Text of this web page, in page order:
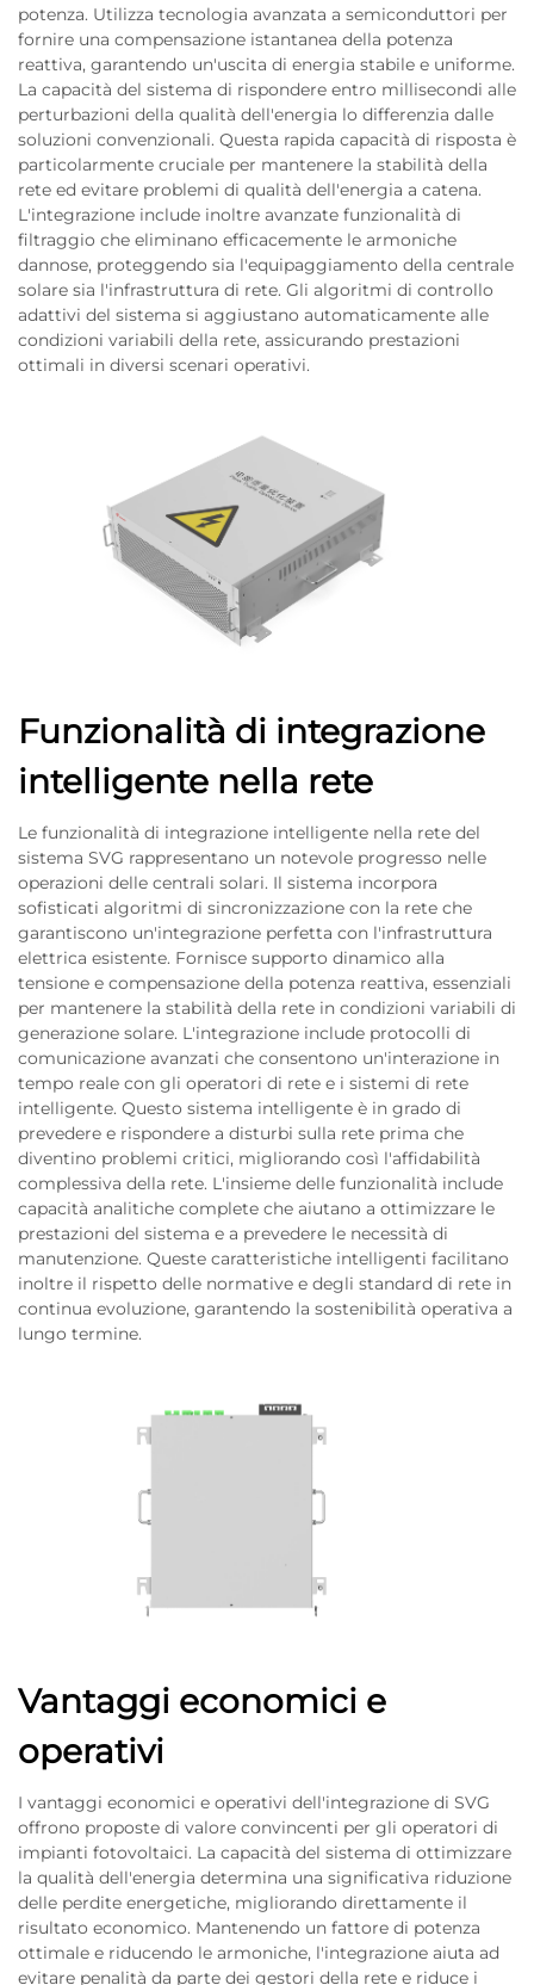
potenza. Utilizza tecnologia avanzata a semiconduttori per
fornire una compensazione istantanea della potenza
reattiva, garantendo un'uscita di energia stabile e uniforme.
La capacità del sistema di rispondere entro millisecondi alle
perturbazioni della qualità dell'energia lo differenzia dalle
soluzioni convenzionali. Questa rapida capacità di risposta è
particolarmente cruciale per mantenere la stabilità della
rete ed evitare problemi di qualità dell'energia a catena.
L'integrazione include inoltre avanzate funzionalità di
filtraggio che eliminano efficacemente le armoniche
dannose, proteggendo sia l'equipaggiamento della centrale
solare sia l'infrastruttura di rete. Gli algoritmi di controllo
adattivi del sistema si aggiustano automaticamente alle
condizioni variabili della rete, assicurando prestazioni
ottimali in diversi scenari operativi.
Funzionalità di integrazione
intelligente nella rete
Le funzionalità di integrazione intelligente nella rete del
sistema SVG rappresentano un notevole progresso nelle
operazioni delle centrali solari. Il sistema incorpora
sofisticati algoritmi di sincronizzazione con la rete che
garantiscono un'integrazione perfetta con l'infrastruttura
elettrica esistente. Fornisce supporto dinamico alla
tensione e compensazione della potenza reattiva, essenziali
per mantenere la stabilità della rete in condizioni variabili di
generazione solare. L'integrazione include protocolli di
comunicazione avanzati che consentono un'interazione in
tempo reale con gli operatori di rete e i sistemi di rete
intelligente. Questo sistema intelligente è in grado di
prevedere e rispondere a disturbi sulla rete prima che
diventino problemi critici, migliorando così l'affidabilità
complessiva della rete. L'insieme delle funzionalità include
capacità analitiche complete che aiutano a ottimizzare le
prestazioni del sistema e a prevedere le necessità di
manutenzione. Queste caratteristiche intelligenti facilitano
inoltre il rispetto delle normative e degli standard di rete in
continua evoluzione, garantendo la sostenibilità operativa a
lungo termine.
Vantaggi economici e
operativi
I vantaggi economici e operativi dell'integrazione di SVG
offrono proposte di valore convincenti per gli operatori di
impianti fotovoltaici. La capacità del sistema di ottimizzare
la qualità dell'energia determina una significativa riduzione
delle perdite energetiche, migliorando direttamente il
risultato economico. Mantenendo un fattore di potenza
ottimale e riducendo le armoniche, l'integrazione aiuta ad
evitare penalità da parte dei gestori della rete e riduce i